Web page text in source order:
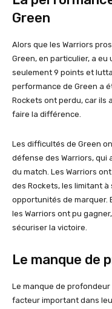
Green
Alors que les Warriors
Green, en particulier, a
seulement 9 points et
performance de Green a
Rockets ont perdu, car ils
faire la différence.
Les difficultés de Green
défense des Warriors,
du match. Les Warriors
des Rockets, les limitant
opportunités de marquer.
les Warriors ont pu
sécuriser la victoire.
Le manque de
Le manque de
facteur important dans